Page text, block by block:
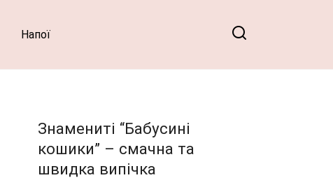
Напої
Знамениті “Бабусині
кошики” – смачна та
швидка випічка